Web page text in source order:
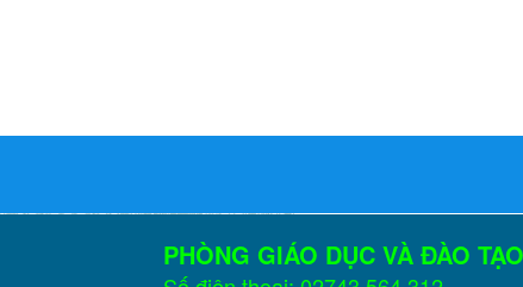
PHÒNG GIÁO DỤC VÀ ĐÀO